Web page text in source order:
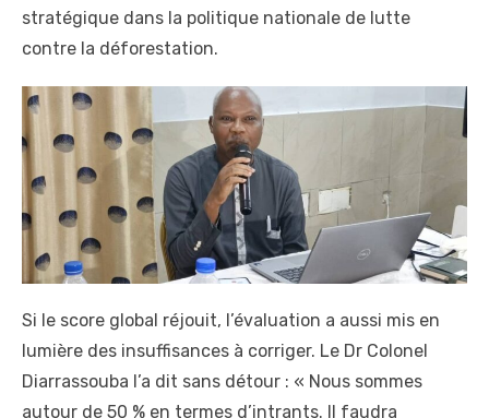
stratégique dans la politique nationale de lutte
contre la déforestation.
Si le score global réjouit, l’évaluation a aussi mis en
lumière des insuffisances à corriger. Le Dr Colonel
Diarrassouba l’a dit sans détour : « Nous sommes
autour de 50 % en termes d’intrants. Il faudra